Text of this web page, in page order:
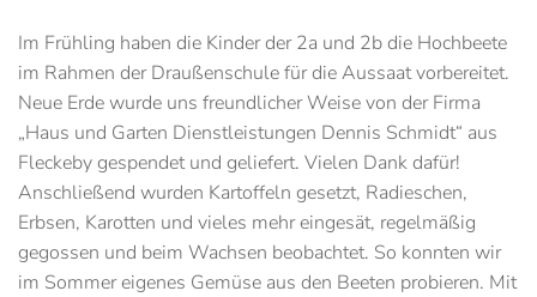
Im Frühling haben die Kinder der 2a und 2b die Hochbeete
im Rahmen der Draußenschule für die Aussaat vorbereitet.
Neue Erde wurde uns freundlicher Weise von der Firma
„Haus und Garten Dienstleistungen Dennis Schmidt“ aus
Fleckeby gespendet und geliefert. Vielen Dank dafür!
Anschließend wurden Kartoffeln gesetzt, Radieschen,
Erbsen, Karotten und vieles mehr eingesät, regelmäßig
gegossen und beim Wachsen beobachtet. So konnten wir
im Sommer eigenes Gemüse aus den Beeten probieren. Mit